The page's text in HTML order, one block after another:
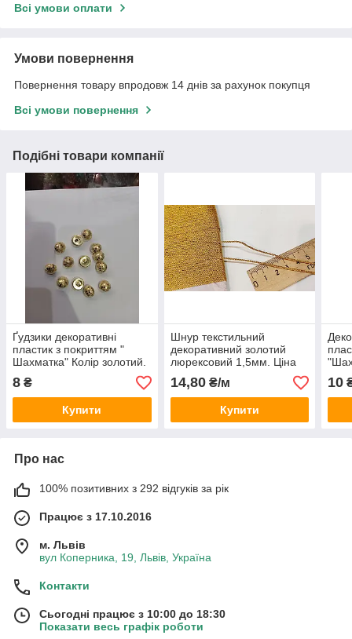
Всі умови оплати
Умови повернення
Повернення товару впродовж 14 днів за рахунок покупця
Всі умови повернення
Подібні товари компанії
Ґудзики декоративні
пластик з покриттям "
Шахматка" Колір золотий.
15 мм, на ніжці. Ціна за 1
шт
8 ₴
Купити
Шнур текстильний
декоративний золотий
люрексовий 1,5мм. Ціна
за 1 метр.
14,80₴/м
Купити
10
Про нас
100% позитивних з 292 відгуків за рік
Працює з 17.10.2016
м. Львів
вул Коперника, 19, Львів, Україна
Контакти
Сьогодні працює з 10:00 до 18:30
Показати весь графік роботи